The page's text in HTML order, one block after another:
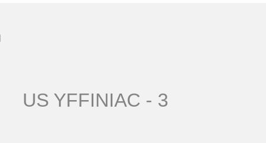
US YFFINIAC - 3